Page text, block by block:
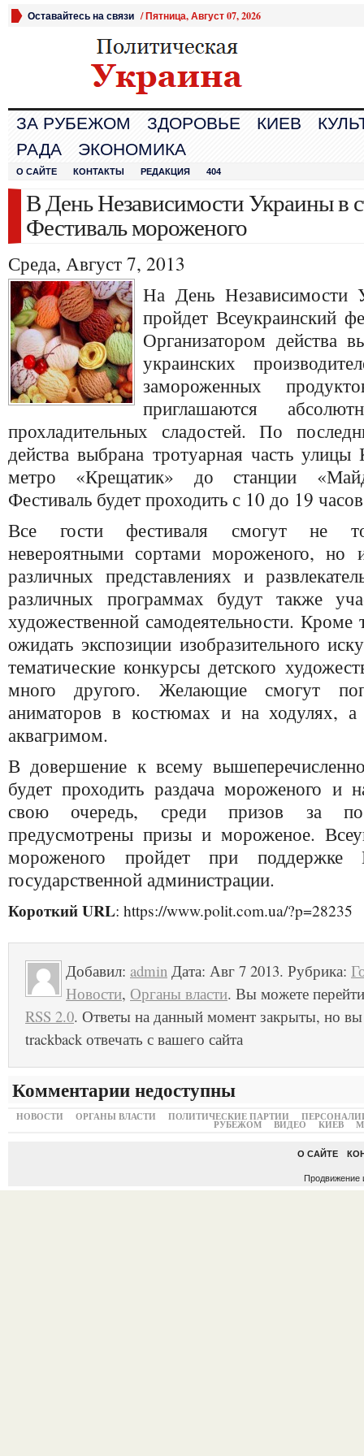
Оставайтесь на связи /Пятница, Август 07, 2026
ЗА РУБЕЖОМ ЗДОРОВЬЕ КИЕВ
РАДА
ЭКОНОМИКА
О САЙТЕ КОНТАКТЫ РЕДАКЦИЯ 404
В День Независимости Украины в
Фестиваль мороженого
Среда, Август 7, 2013
На День Независимости
пройдет Всеукраинский
Организатором действа
украинских
замороженных
приглашаются
прохладительных сладостей. По
действа выбрана тротуарная часть
метро «Крещатик» до станции
Фестиваль будет проходить с 10 до 19
Все гости фестиваля смогут не
невероятными сортами мороженого, но
различных представлениях и
различных программах будут также
художественной самодеятельности. Кроме
ожидать экспозиции изобразительного
тематические конкурсы детского
много другого. Желающие смогут
аниматоров в костюмах и на ходулях, а
аквагримом.
В довершение к всему
будет проходить раздача мороженого и
свою очередь, среди призов за
предусмотрены призы и мороженое.
мороженого пройдет при поддержке
государственной администрации.
Короткий URL: https://www.polit.com.ua/?p=28235
Добавил: admin Дата: Авг 7 2013. Рубрика:
Новости, Органы власти. Вы можете
RSS 2.0. Ответы на данный момент закрыты, но
trackback отвечать с вашего сайта
Комментарии недоступны
НОВОСТИ ОРГАНЫ ВЛАСТИ ПОЛИТИЧЕСКИЕ ПАРТИИ
РУБЕЖОМ ВИДЕО КИЕВ
О САЙТЕ
Продвижение